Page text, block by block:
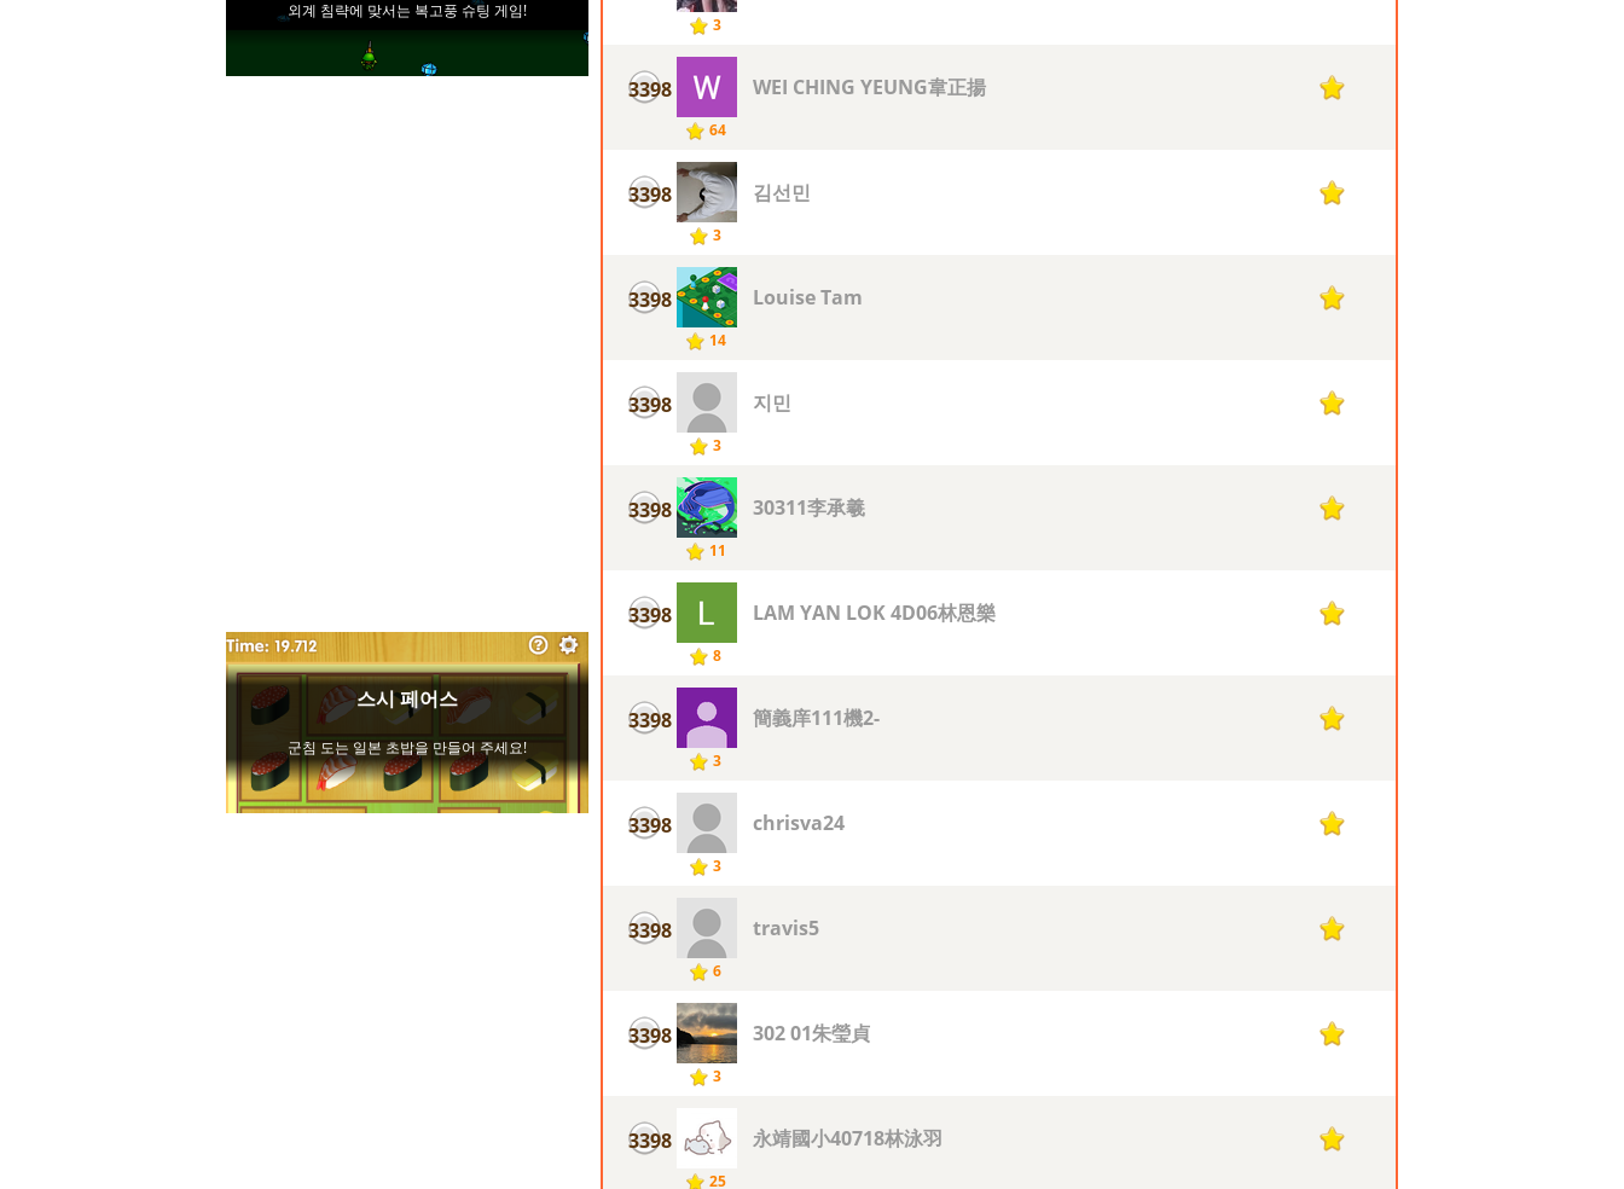
3
3398
64
WEI CHING YEUNG韋正揚 1
3398
3
김선민 1
3398
14
Louise Tam 1
3398
3
지민 1
3398
11
30311李承羲 1
3398
8
LAM YAN LOK 4D06林恩樂 1
3398
3
簡義庠111機2- 1
3398
3
chrisva24 1
3398
6
travis5 1
3398
3
302 01朱瑩貞 1
3398
25
永靖國小40718林泳羽 1